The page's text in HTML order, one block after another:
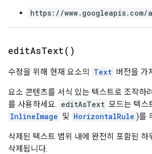
https://www.googleapis.com/
editAsText( )
수정을 위해 현재 요소의 Text 버전을 가
요소 콘텐츠를 서식 있는 텍스트로 조작하
를 사용하세요. editAsText 모드는 텍스
InlineImage 및 HorizontalRule )를
삭제된 텍스트 범위 내에 완전히 포함된 하
삭제됩니다.